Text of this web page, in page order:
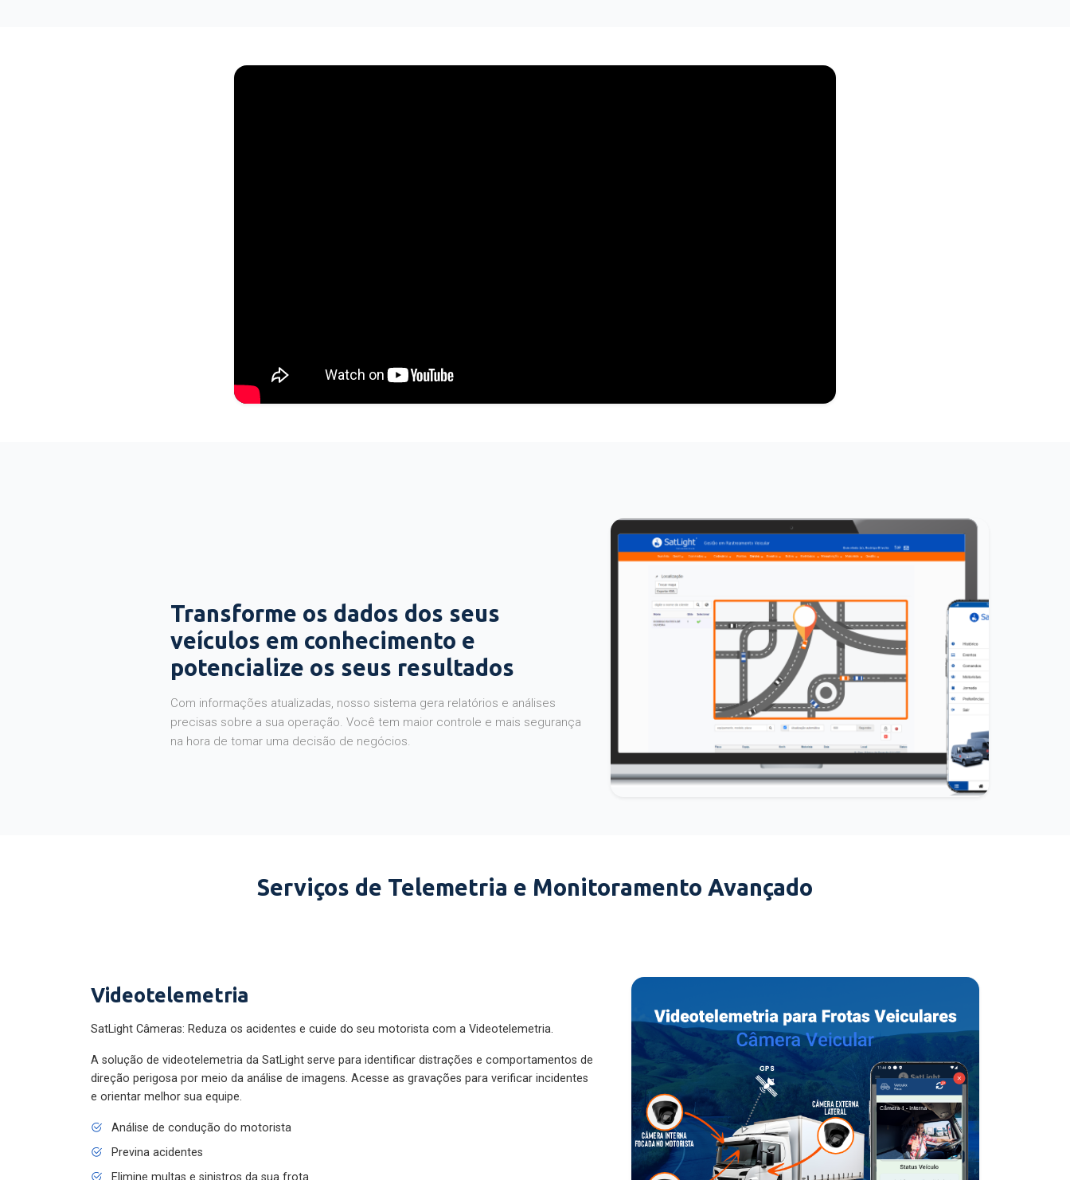
Transforme os dados dos seus
veículos em conhecimento e
potencialize os seus resultados
Com informações atualizadas, nosso sistema gera relatórios e análises
precisas sobre a sua operação. Você tem maior controle e mais segurança
na hora de tomar uma decisão de negócios.
Serviços de Telemetria e Monitoramento Avançado
Videotelemetria
SatLight Câmeras: Reduza os acidentes e cuide do seu motorista com a Videotelemetria.
A solução de videotelemetria da SatLight serve para identificar distrações e comportamentos de
direção perigosa por meio da análise de imagens. Acesse as gravações para verificar incidentes
e orientar melhor sua equipe.
Análise de condução do motorista
Previna acidentes
Elimine multas e sinistros da sua frota